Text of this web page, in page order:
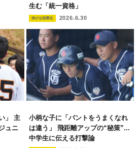
生む「統一資格」
伸びる指導法 2026.6.30
」 主
ュニ
小柄な子に「バントをうまくなれ
は違う」 飛距離アップの“秘策”...
中学生に伝える打撃論